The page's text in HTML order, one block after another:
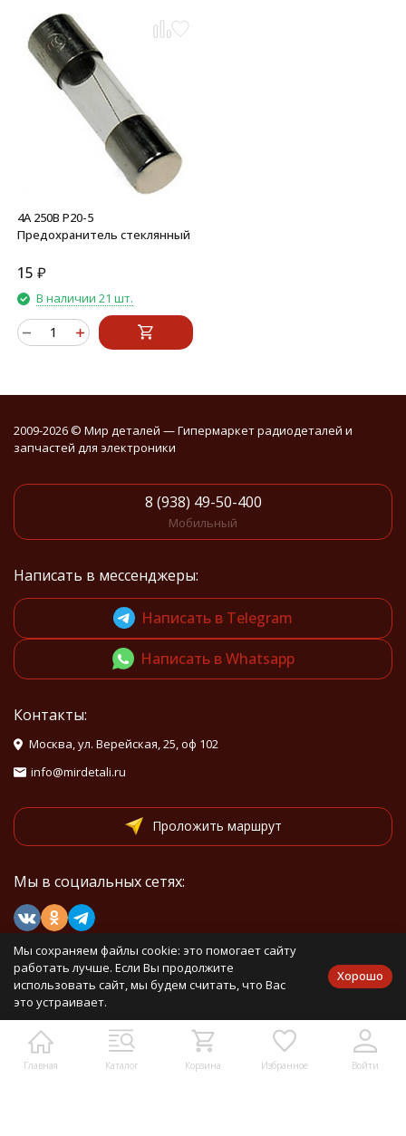
4А 250В P20-5
Предохранитель стеклянный
15 ₽
В наличии 21 шт.
Главная Каталог Корзина Избранное Войти
2009-2026 © Мир деталей — Гипермаркет радиодеталей и
запчастей для электроники
8 (938) 49-50-400
Мобильный
Написать в мессенджеры:
Написать в Telegram
Написать в Whatsapp
Контакты:
Москва, ул. Верейская, 25, оф 102
info@mirdetali.ru
Проложить маршрут
Мы в социальных сетях:
Мы на маркетплейсах
Каталог товаров
Мы сохраняем файлы cookie: это помогает сайту
работать лучше. Если Вы продолжите
использовать сайт, мы будем считать, что Вас
это устраивает.
Хорошо